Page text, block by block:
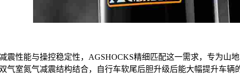
震性能与操控稳定性，AGSHOCKS精细匹配这一需求，专为山
气室氮气减震结构结合，自行车软尾后胆升级后能大幅提升车辆